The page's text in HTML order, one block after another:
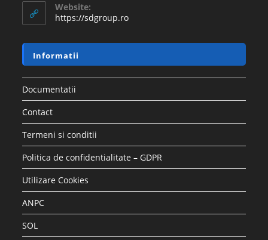
Website:
https://sdgroup.ro
Informatii
Documentatii
Contact
Termeni si conditii
Politica de confidentialitate – GDPR
Utilizare Cookies
ANPC
SOL